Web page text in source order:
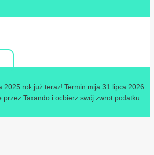
2025 rok już teraz! Termin mija 31 lipca 2026
przez Taxando i odbierz swój zwrot podatku.